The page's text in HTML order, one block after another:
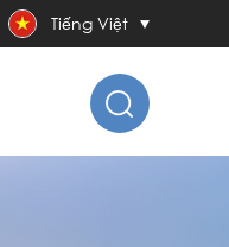
Tiếng Việt